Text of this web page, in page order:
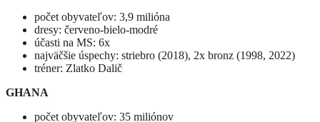
počet obyvateľov: 3,9 milióna
dresy: červeno-bielo-modré
účasti na MS: 6x
najväčšie úspechy: striebro (2018), 2x bronz (1998, 2022)
tréner: Zlatko Dalič
GHANA
počet obyvateľov: 35 miliónov